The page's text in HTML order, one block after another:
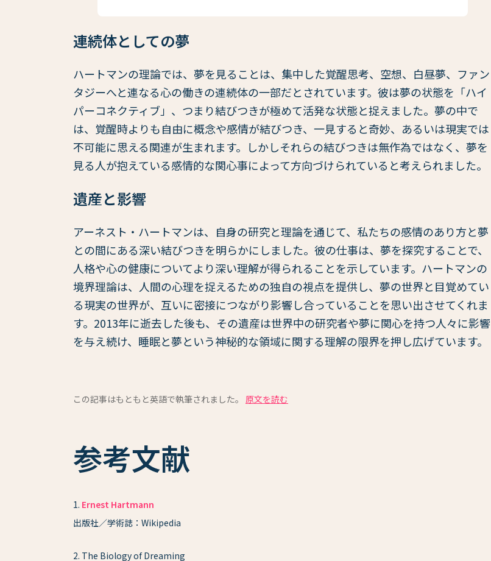
連続体としての夢
ハートマンの理論では、夢を見ることは、集中した覚醒思考、空想、白昼夢、ファン
タジーへと連なる心の働きの連続体の一部だとされています。彼は夢の状態を「ハイ
パーコネクティブ」、つまり結びつきが極めて活発な状態と捉えました。夢の中で
は、覚醒時よりも自由に概念や感情が結びつき、一見すると奇妙、あるいは現実では
不可能に思える関連が生まれます。しかしそれらの結びつきは無作為ではなく、夢を
見る人が抱えている感情的な関心事によって方向づけられていると考えられました。
遺産と影響
アーネスト・ハートマンは、自身の研究と理論を通じて、私たちの感情のあり方と夢
との間にある深い結びつきを明らかにしました。彼の仕事は、夢を探究することで、
人格や心の健康についてより深い理解が得られることを示しています。ハートマンの
境界理論は、人間の心理を捉えるための独自の視点を提供し、夢の世界と目覚めてい
る現実の世界が、互いに密接につながり影響し合っていることを思い出させてくれま
す。2013年に逝去した後も、その遺産は世界中の研究者や夢に関心を持つ人々に影響
を与え続け、睡眠と夢という神秘的な領域に関する理解の限界を押し広げています。
この記事はもともと英語で執筆されました。 原文を読む
参考文献
1. Ernest Hartmann
出版社／学術誌：Wikipedia
2. The Biology of Dreaming